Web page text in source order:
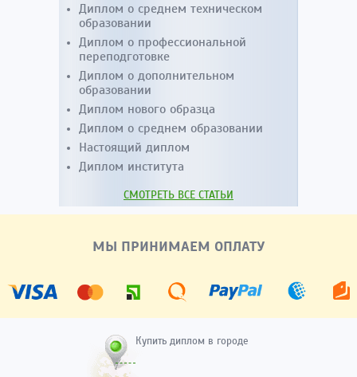
Диплом о среднем техническом
образовании
Диплом о профессиональной
переподготовке
Диплом о дополнительном
образовании
Диплом нового образца
Диплом о среднем образовании
Настоящий диплом
Диплом института
СМОТРЕТЬ ВСЕ СТАТЬИ
МЫ ПРИНИМАЕМ ОПЛАТУ
Купить диплом в городе